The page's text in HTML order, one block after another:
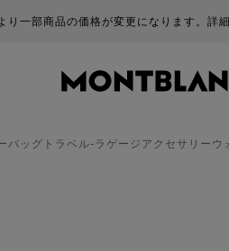
変更になります。詳細についての問い
バッグ トラベル-ラゲージ アクセサリー ウ